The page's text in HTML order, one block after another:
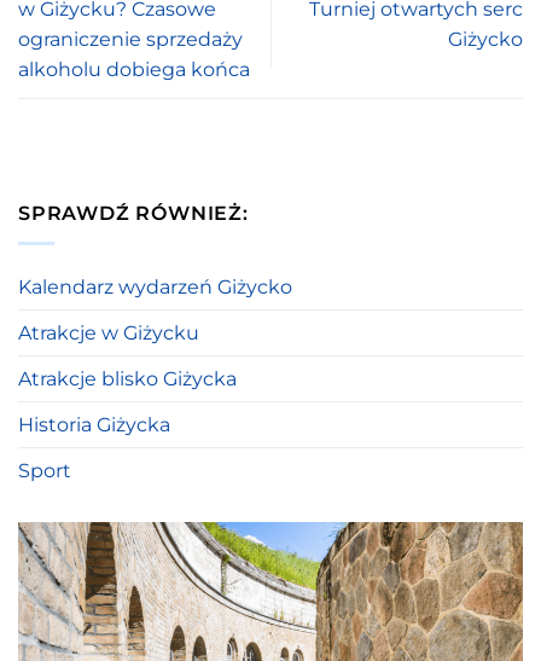
w Giżycku? Czasowe
ograniczenie sprzedaży
alkoholu dobiega końca
Turniej otwartych serc
Giżycko
SPRAWDŹ RÓWNIEŻ:
Kalendarz wydarzeń Giżycko
Atrakcje w Giżycku
Atrakcje blisko Giżycka
Historia Giżycka
Sport